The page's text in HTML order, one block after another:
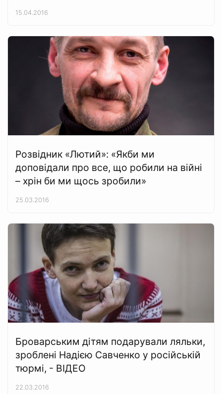
15.04.2016
Розвідник «Лютий»: «Якби ми
доповідали про все, що робили на війні
– хрін би ми щось зробили»
25.03.2016
Броварським дітям подарували ляльки,
зроблені Надією Савченко у російській
тюрмі, - ВІДЕО
22.03.2016